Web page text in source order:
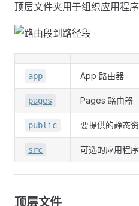
顶层文件夹用于组织应用程
app App 路由器
pages Pages 路由器
public 要提供的静态
src 可选的应用程
顶层文件